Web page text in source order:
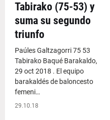
Tabirako (75-53) y
suma su segundo
triunfo
Paúles Galtzagorri 75 53
Tabirako Baqué Barakaldo,
29 oct 2018 . El equipo
barakaldés de baloncesto
femeni…
29.10.18